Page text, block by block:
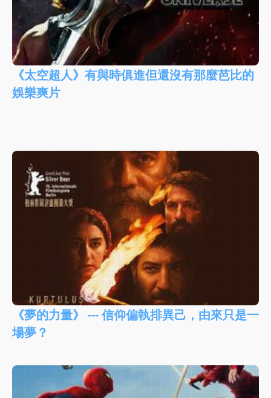
《太空超人》有與時俱進但還沒有那麼芭比的
娛樂爽片
《夢的力量》 --- 信仰偏執排異己，由來只是一
場夢？